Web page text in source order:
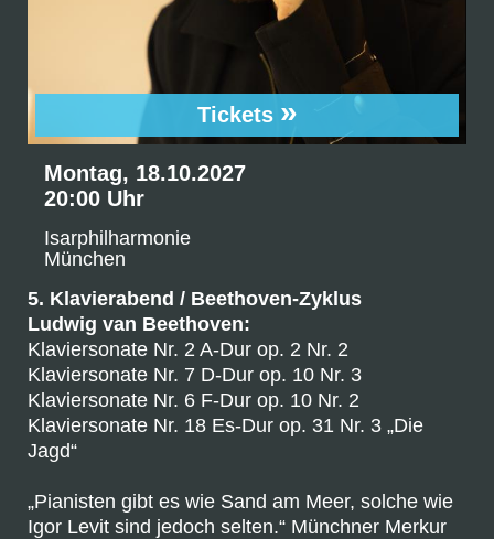
Tickets »
Montag, 18.10.2027
20:00 Uhr
Isarphilharmonie
München
5. Klavierabend / Beethoven-Zyklus
Ludwig van Beethoven:
Klaviersonate Nr. 2 A-Dur op. 2 Nr. 2
Klaviersonate Nr. 7 D-Dur op. 10 Nr. 3
Klaviersonate Nr. 6 F-Dur op. 10 Nr. 2
Klaviersonate Nr. 18 Es-Dur op. 31 Nr. 3 „Die
Jagd“
„Pianisten gibt es wie Sand am Meer, solche wie
Igor Levit sind jedoch selten.“ Münchner Merkur